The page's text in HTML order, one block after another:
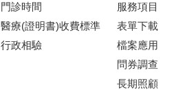
門診時間
醫療(證明書)收費標準
行政相驗
服務項目
表單下載
檔案應用
問券調查
長期照顧